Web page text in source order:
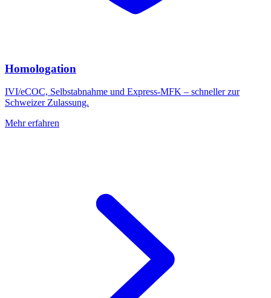
Homologation
IVI/eCOC, Selbstabnahme und Express-MFK – schneller zur
Schweizer Zulassung.
Mehr erfahren